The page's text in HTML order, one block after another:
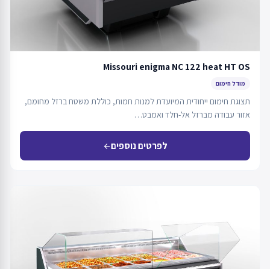
Missouri enigma NC 122 heat HT OS
מודל חימום
תצוגת חימום ייחודית המיועדת למנות חמות, כוללת משטח ברזל מחומם,
אזור עבודה מברזל אל-חלד ואמבט…
לפרטים נוספיםarrow_back